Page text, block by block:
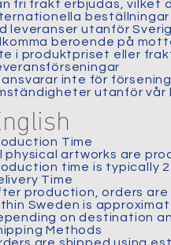
fri frakt erbjudas, vilket
beställningar
leveranser utanför
beroende på
i produktpriset eller
ansvarar inte för
utanför vår
Time
physical artworks are
time is typically
Time
production, orders are
Sweden is
on destination
Methods